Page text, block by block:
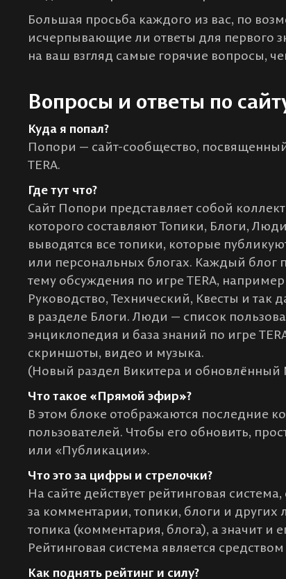
Большая просьба каждого из вас, по
исчерпывающие ли ответы для первого
на ваш взгляд самые горячие вопросы,
Вопросы и ответы по
Куда я попал?
Попори — сайт-сообщество,
TERA.
Где тут что?
Сайт Попори представляет собой
которого составляют Топики, Блоги,
выводятся все топики, которые
или персональных блогах. Каждый блог
тему обсуждения по игре TERA,
Руководство, Технический, Квесты и так
в разделе Блоги. Люди — список
энциклопедия и база знаний по игре
скриншоты, видео и музыка.
(Новый раздел Викитера и обновлённый
Что такое «Прямой эфир»?
В этом блоке отображаются последние
пользователей. Чтобы его обновить,
или «Публикации».
Что это за цифры и стрелочки?
На сайте действует рейтинговая
за комментарии, топики, блоги и
топика (комментария, блога), а значит и
Рейтинговая система является
Как поднять рейтинг и силу?